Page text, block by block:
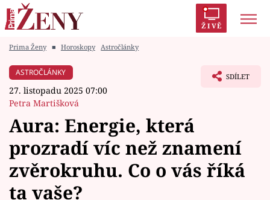
ŽIVĚ
Módní alarm
Témata
Celebrity
Prima Ženy ■ Horoskopy Astročlánky
ASTROČLÁNKY
27. listopadu 2025 07:00
Petra Martišková
SDÍLET
Aura: Energie, která
prozradí víc než znamení
zvěrokruhu. Co o vás říká
ta vaše?